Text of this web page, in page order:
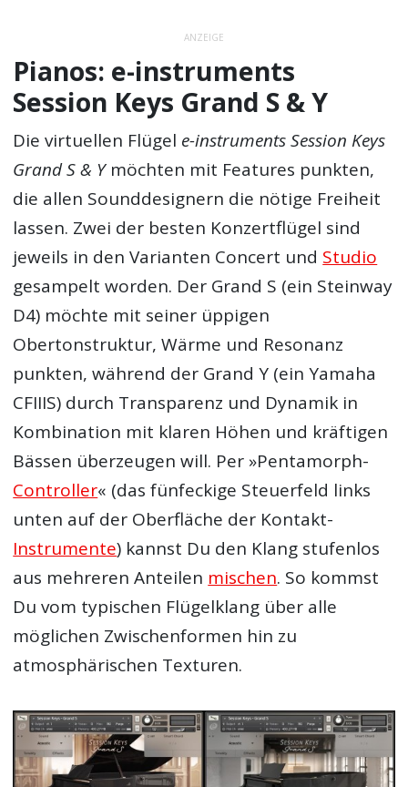
ANZEIGE
Pianos: e-instruments
Session Keys Grand S & Y
Die virtuellen Flügel e-instruments Session Keys
Grand S & Ymöchten mit Features punkten,
die allen Sounddesignern die nötige Freiheit
lassen. Zwei der besten Konzertflügel sind
jeweils in den Varianten Concert und Studio
gesampelt worden. Der Grand S (ein Steinway
D4) möchte mit seiner üppigen
Obertonstruktur, Wärme und Resonanz
punkten, während der Grand Y (ein Yamaha
CFIIIS) durch Transparenz und Dynamik in
Kombination mit klaren Höhen und kräftigen
Bässen überzeugen will. Per »Pentamorph-
Controller« (das fünfeckige Steuerfeld links
unten auf der Oberfläche der Kontakt-
Instrumente) kannst Du den Klang stufenlos
aus mehreren Anteilen mischen. So kommst
Du vom typischen Flügelklang über alle
möglichen Zwischenformen hin zu
atmosphärischen Texturen.